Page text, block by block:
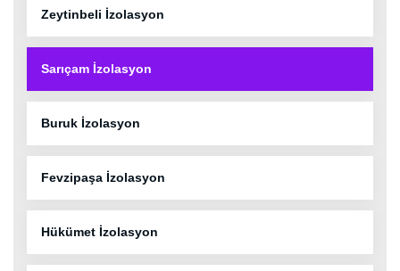
Zeytinbeli İzolasyon
Sarıçam İzolasyon
Buruk İzolasyon
Fevzipaşa İzolasyon
Hükümet İzolasyon